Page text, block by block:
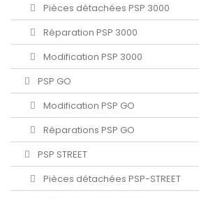
Pièces détachées PSP 3000
Réparation PSP 3000
Modification PSP 3000
PSP GO
Modification PSP GO
Réparations PSP GO
PSP STREET
Pièces détachées PSP-STREET